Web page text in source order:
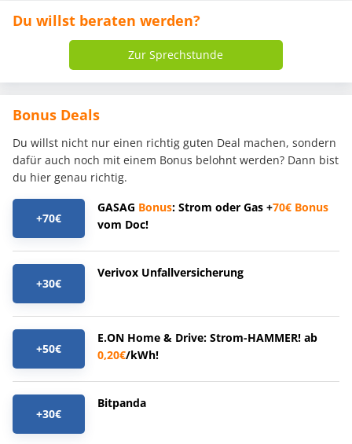
Du willst beraten werden?
Zur Sprechstunde
Bonus Deals
Du willst nicht nur einen richtig guten Deal machen, sondern
dafür auch noch mit einem Bonus belohnt werden? Dann bist
du hier genau richtig.
+70€
GASAG Bonus: Strom oder Gas +70€ Bonus
vom Doc!
+30€
Verivox Unfallversicherung
+50€
E.ON Home & Drive: Strom-HAMMER! ab
0,20€/kWh!
+30€
Bitpanda